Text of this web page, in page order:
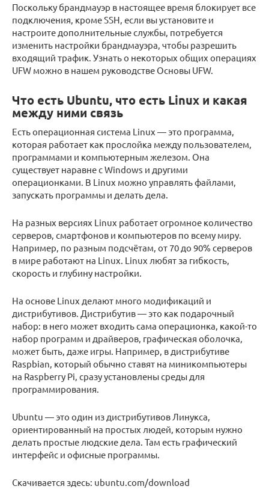
Поскольку брандмауэр в настоящее время блокирует все
подключения, кроме SSH, если вы установите и
настроите дополнительные службы, потребуется
изменить настройки брандмауэра, чтобы разрешить
входящий трафик. Узнать о некоторых общих операциях
UFW можно в нашем руководстве Основы UFW.
Что есть Ubuntu, что есть Linux и какая
между ними связь
Есть операционная система Linux — это программа,
которая работает как прослойка между пользователем,
программами и компьютерным железом. Она
существует наравне с Windows и другими
операционками. В Linux можно управлять файлами,
запускать программы и делать дела.
На разных версиях Linux работает огромное количество
серверов, смартфонов и компьютеров по всему миру.
Например, по разным подсчётам, от 70 до 90% серверов
в мире работают на Linux. Linux любят за гибкость,
скорость и глубину настройки.
На основе Linux делают много модификаций и
дистрибутивов. Дистрибутив — это как подарочный
набор: в него может входить сама операционка, какой-то
набор программ и драйверов, графическая оболочка,
может быть, даже игры. Например, в дистрибутиве
Raspbian, который обычно ставят на миникомпьютеры
на Raspberry Pi, сразу установлены среды для
программирования.
Ubuntu — это один из дистрибутивов Линукса,
ориентированный на простых людей, которым нужно
делать простые людские дела. Там есть графический
интерфейс и офисные программы.
Скачивается здесь: ubuntu.com/download